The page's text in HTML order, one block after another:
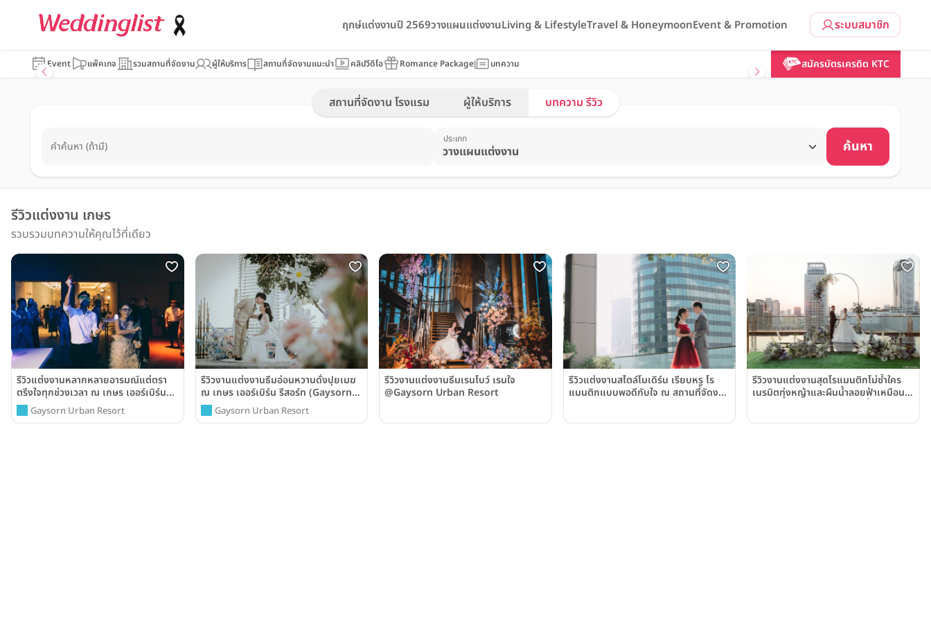
ระบบสมาชิก
ฤกษ์แต่งงานปี 2569วางแผนแต่งงานLiving & LifestyleTravel & HoneymoonEvent & Promotion
Event แพ็คเกจ รวมสถานที่จัดงาน ผู้ให้บริการ สถานที่จัดงานแนะนำ คลิปวีดีโอ Romance Package บทความ สมัครบัตรเครดิต KTC
สถานที่จัดงาน โรงแรม ผู้ให้บริการ บทความ รีวิว
คำค้นหา (ถ้ามี)
ประเภท ค้นหา
รีวิวแต่งงาน เกษร
รวบรวมบทความให้คุณไว้ที่เดียว
รีวิวแต่งงานหลากหลายอารมณ์แต่ตรา
ตรึงใจทุกช่วงเวลา ณ เกษร เออร์เบิร์น
รีสอร์ท(Gaysorn Urban Resort)
Gaysorn Urban Resort
รีวิวงานแต่งงานธีมอ่อนหวานดั่งปุยเมฆ
ณ เกษร เออร์เบิร์น รีสอร์ท (Gaysorn
Urban Resort)
Gaysorn Urban Resort
รีวิวงานแต่งงานธีมเรนโบว์ เรนใจ
@Gaysorn Urban Resort
รีวิวแต่งงานสไตล์โมเดิร์น เรียบหรู โร
แมนติกแบบพอดีกับใจ ณ สถานที่จัดงาน
รีวิวงานแต่งงานสุดโรแมนติกไม่ซ้ำใคร
เนรมิตทุ่งหญ้าและผืนน้ำลอยฟ้าเหมือน